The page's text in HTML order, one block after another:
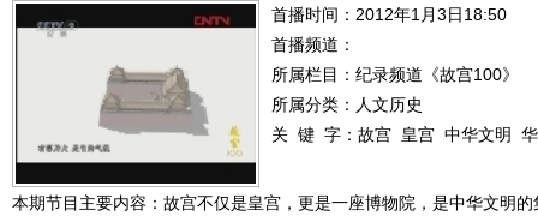
首播时间：2012年1月3日18:50
首播频道：
所属栏目： 纪录频道《故宫100》
所属分类：人文历史
关 键 字： 故宫 皇宫 中华文明
本期节目主要内容：故宫不仅是皇宫，更是一座博物院，是中华文明